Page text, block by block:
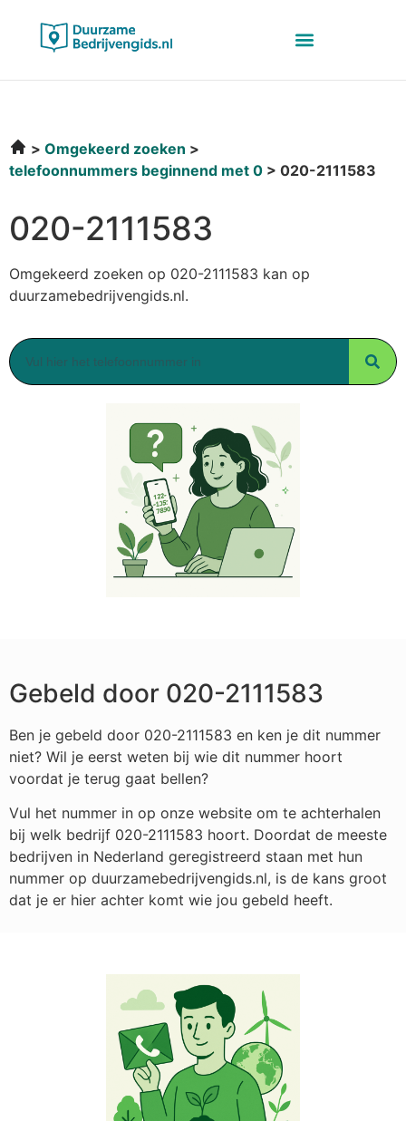
Omgekeerd zoeken
telefoonnummers beginnend met 0
020-2111583
020-2111583
Omgekeerd zoeken op 020-2111583 kan op
duurzamebedrijvengids.nl.
Gebeld door 020-2111583
Ben je gebeld door 020-2111583 en ken je dit nummer
niet? Wil je eerst weten bij wie dit nummer hoort
voordat je terug gaat bellen?
Vul het nummer in op onze website om te achterhalen
bij welk bedrijf 020-2111583 hoort. Doordat de meeste
bedrijven in Nederland geregistreerd staan met hun
nummer op duurzamebedrijvengids.nl, is de kans groot
dat je er hier achter komt wie jou gebeld heeft.